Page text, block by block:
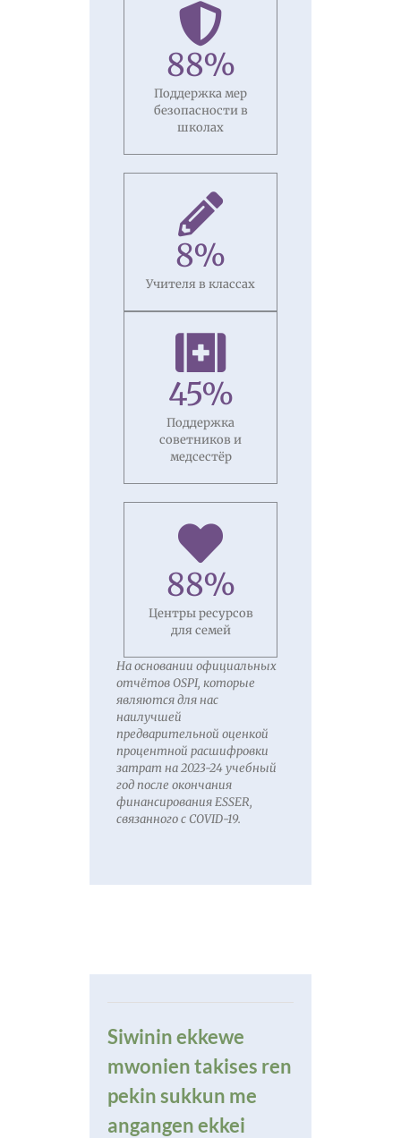
88%
Поддержка мер
безопасности в
школах
8%
Учителя в классах
45%
Поддержка
советников и
медсестёр
88%
Центры ресурсов
для семей
На основании официальных
отчётов OSPI, которые
являются для нас
наилучшей
предварительной оценкой
процентной расшифровки
затрат на 2023-24 учебный
год после окончания
финансирования ESSER,
связанного с COVID-19.
Siwinin ekkewe
mwonien takises ren
pekin sukkun me
angangen ekkei